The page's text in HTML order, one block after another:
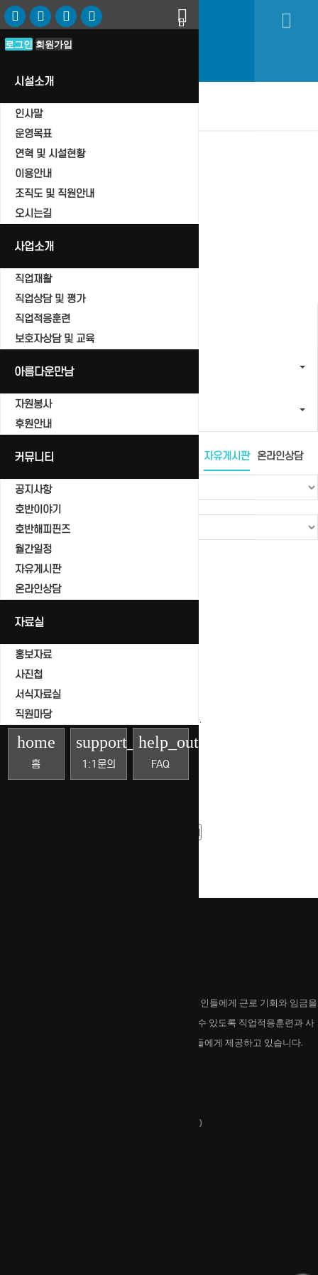
로그인
로그인 회원가입
시설소개
인사말
운영목표
연혁 및 시설현황
이용안내
조직도 및 직원안내
오시는길
사업소개
직업재활
직업상담 및 평가
직업적응훈련
보호자상담 및 교육
아름다운만남
자원봉사
후원안내
커뮤니티
공지사항
호반이야기
호반해피핀즈
월간일정
자유게시판
온라인상담
자료실
홍보자료
사진첩
서식자료실
직원마당
home
홈
support_agent
1:1문의
help_outline
FAQ
자유게시판
Home
커뮤니티
자유게시판
공지사항 호반이야기 자유게시판 온라인상담
Total 0건 1 페이지
번호
제목
글쓴이
조회
날짜
게시물이 없습니다.
호반보호작업센터는 일반고용이 어려운 중중장애인들에게 근로 기회와 임금을
제공하고 있습니다. 지역사회에서 자립해 살아갈 수 있도록 직업적응훈련과 사
회적응훈련 등 다양한 프로그램을 개발해 이용인들에게 제공하고 있습니다.
강원특별자치도 춘천시 외솔길 17(석사동)